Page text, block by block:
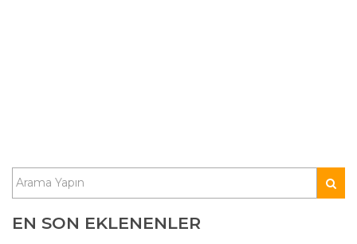
EN SON EKLENENLER